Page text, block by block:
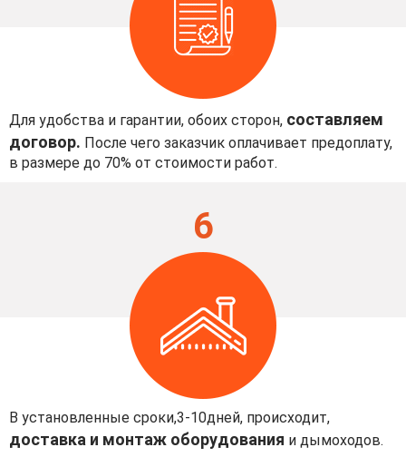
Для удобства и гарантии, обоих сторон, составляем
договор. После чего заказчик оплачивает предоплату,
в размере до 70% от стоимости работ.
В установленные сроки,3-10дней, происходит,
доставка и монтаж оборудования и дымоходов.
6